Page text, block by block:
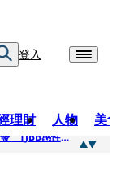
登入
理財 人物 美
AKIRA台北開唱「令和8年8月8日」中文喊發發發 TJBB感性喊「謝謝AKIRA桑」